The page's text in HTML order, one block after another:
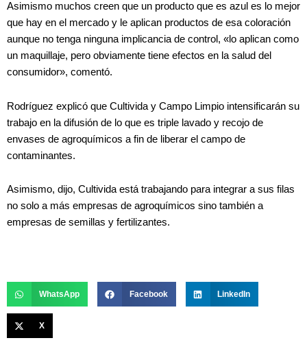
Asimismo muchos creen que un producto que es azul es lo mejor
que hay en el mercado y le aplican productos de esa coloración
aunque no tenga ninguna implicancia de control, «lo aplican como
un maquillaje, pero obviamente tiene efectos en la salud del
consumidor», comentó.
Rodríguez explicó que Cultivida y Campo Limpio intensificarán su
trabajo en la difusión de lo que es triple lavado y recojo de
envases de agroquímicos a fin de liberar el campo de
contaminantes.
Asimismo, dijo, Cultivida está trabajando para integrar a sus filas
no solo a más empresas de agroquímicos sino también a
empresas de semillas y fertilizantes.
WhatsApp Facebook LinkedIn
X